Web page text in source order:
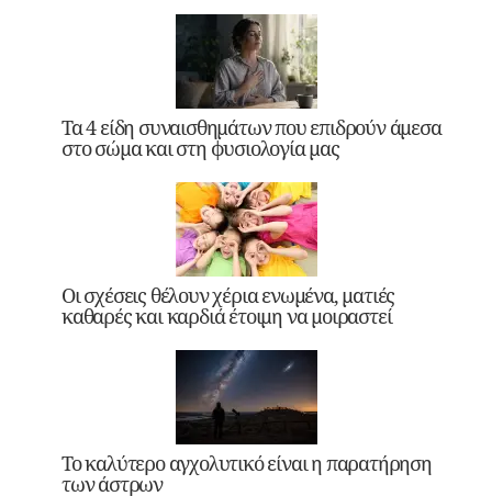
Τα 4 είδη συναισθημάτων που επιδρούν άμεσα
στο σώμα και στη φυσιολογία μας
Οι σχέσεις θέλουν χέρια ενωμένα, ματιές
καθαρές και καρδιά έτοιμη να μοιραστεί
Το καλύτερο αγχολυτικό είναι η παρατήρηση
των άστρων